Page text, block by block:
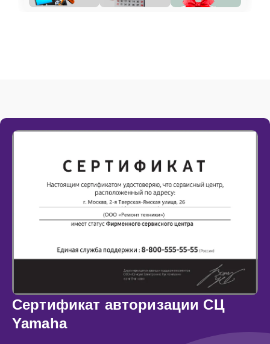
Сертификат авторизации СЦ
Yamaha